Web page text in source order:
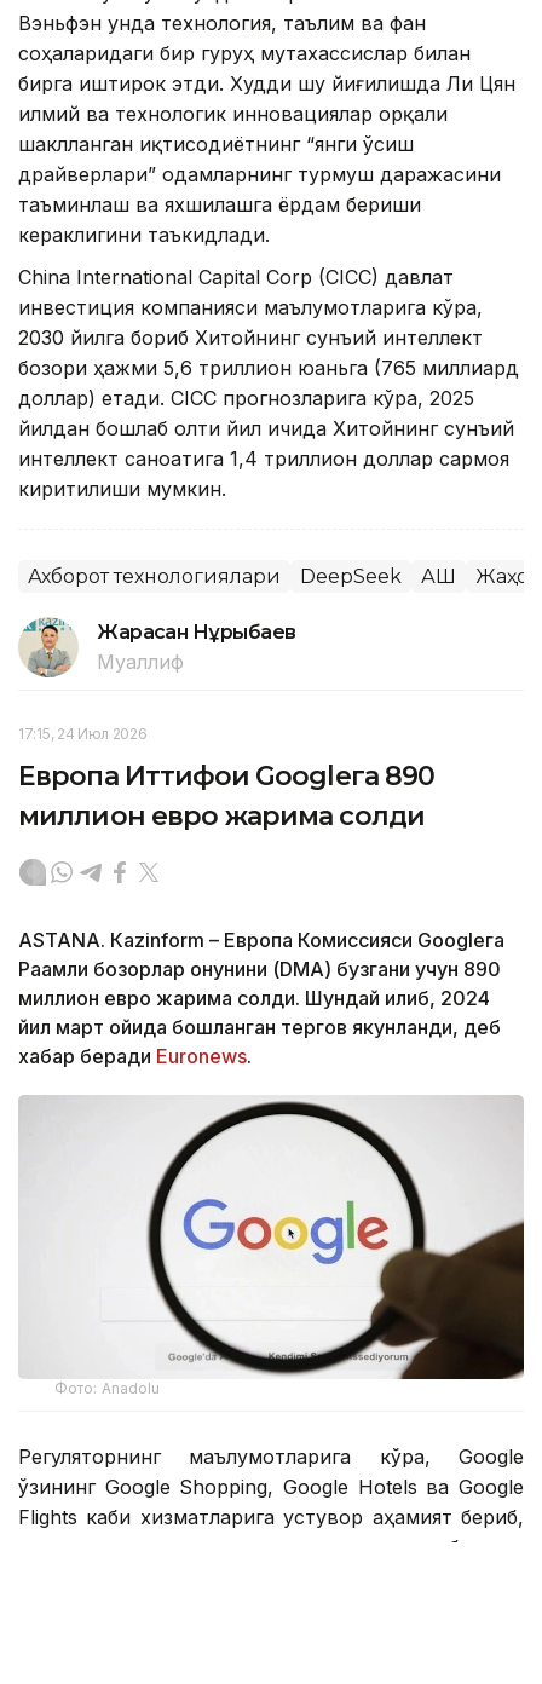
Вэньфэн унда технология, таълим ва фан
соҳаларидаги бир гуруҳ мутахассислар билан
бирга иштирок этди. Худди шу йиғилишда Ли Цян
илмий ва технологик инновациялар орқали
шаклланган иқтисодиётнинг “янги ўсиш
драйверлари” одамларнинг турмуш даражасини
таъминлаш ва яхшилашга ёрдам бериши
кераклигини таъкидлади.
China International Capital Corp (CICC) давлат
инвестиция компанияси маълумотларига кўра,
2030 йилга бориб Хитойнинг сунъий интеллект
бозори ҳажми 5,6 триллион юаньга (765 миллиард
доллар) етади. CICC прогнозларига кўра, 2025
йилдан бошлаб олти йил ичида Хитойнинг сунъий
интеллект саноатига 1,4 триллион доллар сармоя
киритилиши мумкин.
Ахборот технологиялари DeepSeek АҚШ Жаҳон
Жарасқан Нұрыбаев
Муаллиф
17:15, 24 Июл 2026
Европа Иттифоқи Googleга 890
миллион евро жарима солди
ASTANА. Кazinform – Европа Комиссияси Googleга
Рақамли бозорлар қонунини (DMA) бузгани учун 890
миллион евро жарима солди. Шундай қилиб, 2024
йил март ойида бошланган тергов якунланди, деб
хабар беради Euronews.
Фото: Аnadolu
Регуляторнинг маълумотларига кўра, Google
ўзининг Google Shopping, Google Hotels ва Google
Flights каби хизматларига устувор аҳамият бериб,
қидирув натижаларида рақобатдош